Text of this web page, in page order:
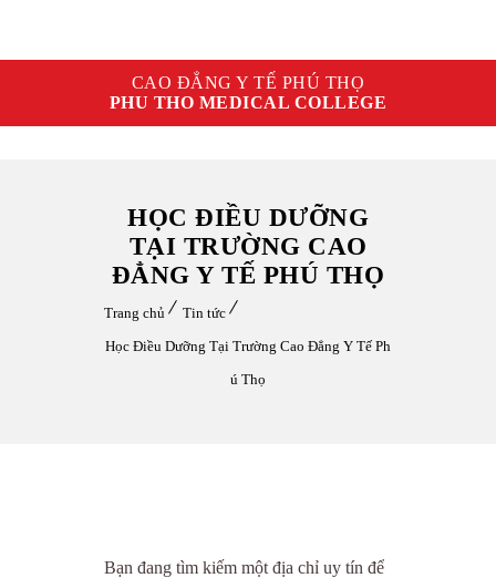
CAO ĐẲNG Y TẾ PHÚ THỌ
PHU THO MEDICAL COLLEGE
HỌC ĐIỀU DƯỠNG
TẠI TRƯỜNG CAO
ĐẲNG Y TẾ PHÚ THỌ
Trang chủ
Tin tức
Học Điều Dưỡng Tại Trường Cao Đẳng Y Tế Ph
ú Thọ
Bạn đang tìm kiếm một địa chỉ uy tín để